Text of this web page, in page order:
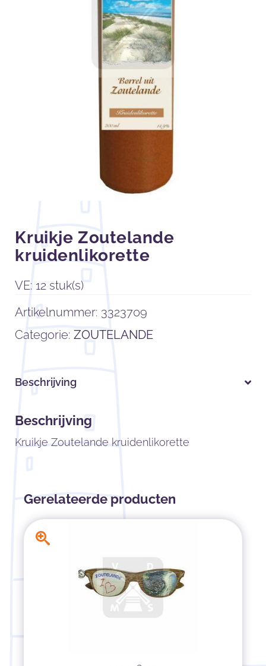
Kruikje Zoutelande
kruidenlikorette
VE: 12 stuk(s)
Artikelnummer: 3323709
Categorie:ZOUTELANDE
Beschrijving
Beschrijving
Kruikje Zoutelande kruidenlikorette
Gerelateerde producten